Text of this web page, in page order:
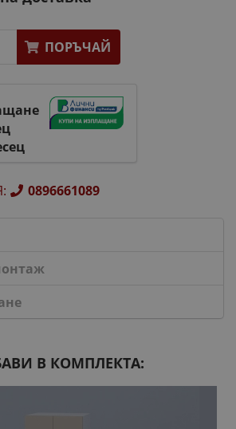
ПОРЪЧАЙ
: 0896661089
В КОМПЛЕКТА: